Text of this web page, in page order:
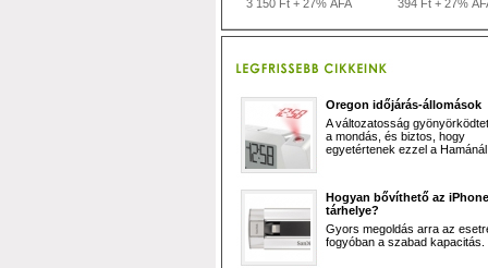
3 150 Ft + 27% ÁFA 394 Ft + 27%
Oregon időjárás-állomások
A változatosság
a mondás, és biztos, hogy
egyetértenek ezzel a
Hogyan bővíthető az iPhone
tárhelye?
Gyors megoldás arra az
fogyóban a szabad kapacitás.